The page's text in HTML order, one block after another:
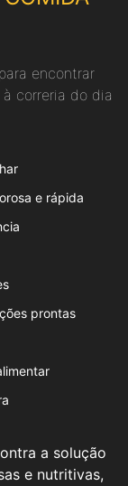
encontrar
correria do dia
e rápida
prontas
a solução
e nutritivas,